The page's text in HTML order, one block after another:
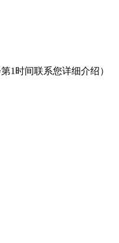
1时间联系您详细介绍）